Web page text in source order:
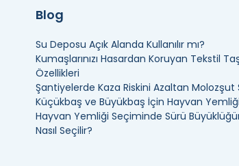
Blog
Su Deposu Açık Alanda Kullanılır mı?
Kumaşlarınızı Hasardan Koruyan Tekstil
Özellikleri
Şantiyelerde Kaza Riskini Azaltan Molozşut
Küçükbaş ve Büyükbaş İçin Hayvan Yemliği
Hayvan Yemliği Seçiminde Sürü
Nasıl Seçilir?